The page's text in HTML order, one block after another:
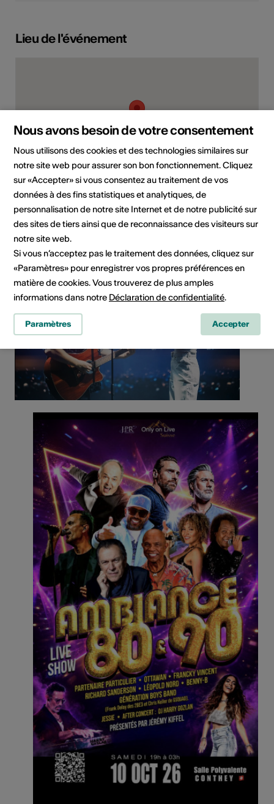
Lieu de l'événement
Rue des Industries 11, 1964 Conthey
Planifier un itinéraire
Transports publics
Nous avons besoin de votre consentement
Nous utilisons des cookies et des technologies similaires sur
notre site web pour assurer son bon fonctionnement. Cliquez
sur «Accepter» si vous consentez au traitement de vos
données à des fins statistiques et analytiques, de
personnalisation de notre site Internet et de notre publicité sur
des sites de tiers ainsi que de reconnaissance des visiteurs sur
notre site web.
Si vous n’acceptez pas le traitement des données, cliquez sur
«Paramètres» pour enregistrer vos propres préférences en
matière de cookies. Vous trouverez de plus amples
informations dans notre Déclaration de confidentialité.
Paramètres Accepter